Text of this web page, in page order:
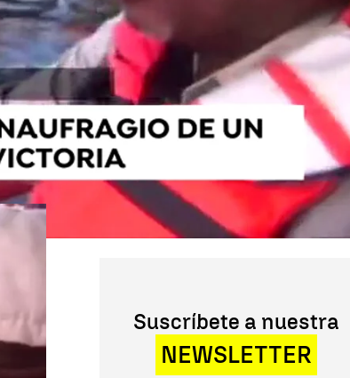
Linkedin
ferry
de
Suscríbete a nuestra
NEWSLETTER